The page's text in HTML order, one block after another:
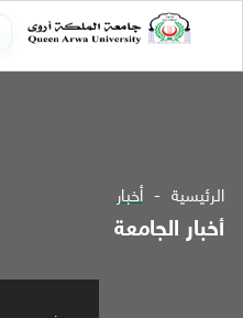
الرئيسية أخبار
أخبار الجامعة